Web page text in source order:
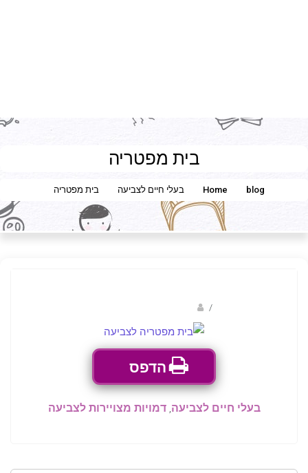
בית מפטריה
Home blog בעלי חיים לצביעה בית מפטריה
/
הדפס
בעלי חיים לצביעה,דמויות מצויירות לצביעה